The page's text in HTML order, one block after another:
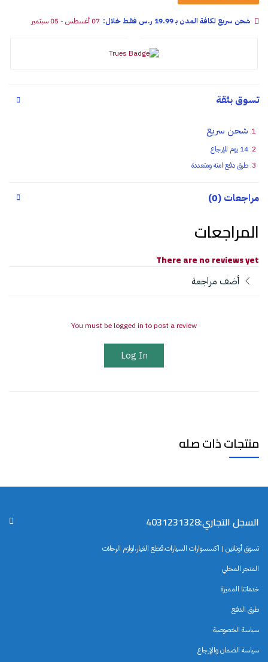
شحن سريع لكافة المدن بـ 19.99 ر.س فقـط خلال: 07 أغسطس - 05 سبتمبر
تسوق بثقة
شحن سريع
14 يوم للإرجاع
طرق دفع امنة ومتعددة
مراجعات (0)
المراجعات
There are no reviews yet
أضف مراجعة
You must be logged in to post a review
Log In
منتجات ذات صله
السجل التجاري:4031231328
تسوق أونلاين | اكسسوارات السيارات،قطع الغيار،لوازم الرحلات
المتجر المحلي
خدماتنا المميزة
طرق الدفع
سياسة الخصوصية
سياسة الضمان والإرجاع